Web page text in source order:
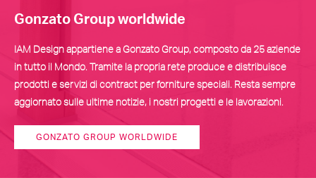
Gonzato Group worldwide
IAM Design appartiene a Gonzato Group, composto da 25 aziende
in tutto il Mondo. Tramite la propria rete produce e distribuisce
prodotti e servizi di contract per forniture speciali. Resta sempre
aggiornato sulle ultime notizie, i nostri progetti e le lavorazioni.
GONZATO GROUP WORLDWIDE